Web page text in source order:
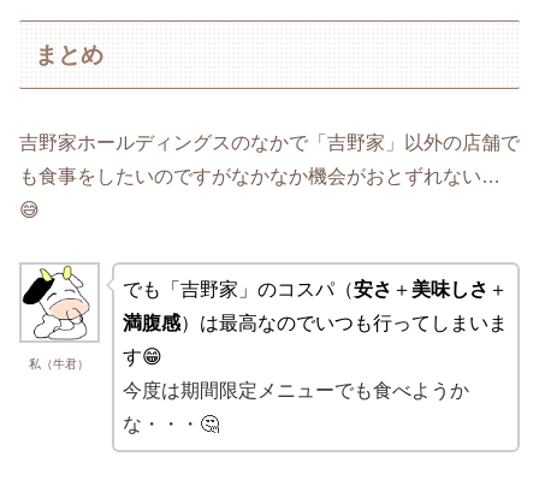
まとめ
吉野家ホールディングスのなかで「吉野家」以外の店舗で
も食事をしたいのですがなかなか機会がおとずれない…
😅
私（牛君）
でも「吉野家」のコスパ（安さ ＋ 美味しさ ＋
満腹感）は最高なのでいつも行ってしまいま
す😁
今度は期間限定メニューでも食べようか
な・・・🤔